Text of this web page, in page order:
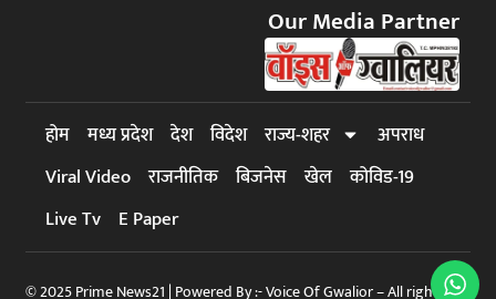
Our Media Partner
होम मध्य प्रदेश देश विदेश राज्य-शहर
अपराध
Viral Video राजनीतिक बिजनेस खेल कोविड-19
Live Tv
E Paper
© 2025 Prime News21 | Powered By :- Voice Of Gwalior – All rights